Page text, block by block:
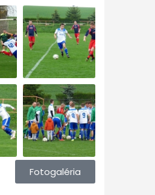
Fotogaléria